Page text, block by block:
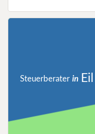
Steuerberater in Eil